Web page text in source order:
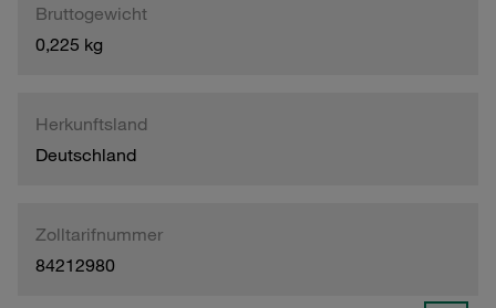
Bruttogewicht
0,225 kg
Herkunftsland
Deutschland
Zolltarifnummer
84212980